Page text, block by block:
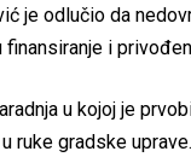
je odlučio da
i
u kojoj je
ruke gradske uprave.